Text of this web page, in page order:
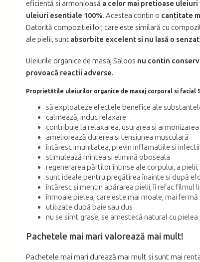
eficientă si armonioasă a celor mai pretioase
uleiuri esentiale 100%. Acestea contin o cantitate
Datorită compozitiei lor, care este similară cu
ale pielii, sunt absorbite excelent si nu lasă o
Uleiurile organice de masaj Saloos nu contin
provoacă reactii adverse.
Proprietătile uleiurilor organice de masaj corporal si facial
să exploateze efectele benefice ale
calmează, induc relaxare
contribuie la relaxarea, usurarea si
ameliorează durerea si tensiunea musculară
întăresc imunitatea, previn inflamatiile si
stimulează mintea si elimină oboseala
regenerarea părtilor întinse ale corpului, a
sunt ideale pentru pregătirea înainte si după
întăresc si mentin apărarea pielii, îi refac filmul
înmoaie pielea, care este mai moale, mai
utilizate după baie sau dus
nu se simt grase, se amestecă natural cu
Pachetele mai mari valorează mai mult!
Pachetele mai mari durează mai mult si sunt mai